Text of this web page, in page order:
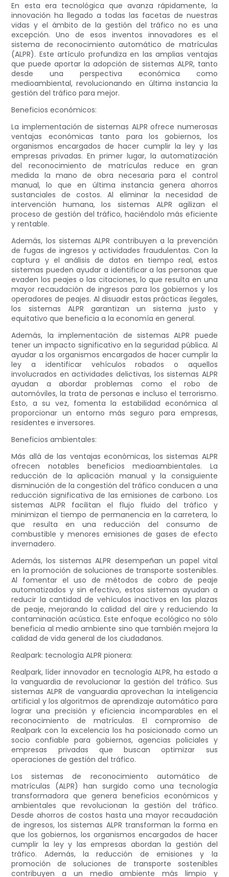
En esta era tecnológica que avanza rápidamente, la
innovación ha llegado a todas las facetas de nuestras
vidas y el ámbito de la gestión del tráfico no es una
excepción. Uno de esos inventos innovadores es el
sistema de reconocimiento automático de matrículas
(ALPR). Este artículo profundiza en las amplias ventajas
que puede aportar la adopción de sistemas ALPR, tanto
desde una perspectiva económica como
medioambiental, revolucionando en última instancia la
gestión del tráfico para mejor.
Beneficios económicos:
La implementación de sistemas ALPR ofrece numerosas
ventajas económicas tanto para los gobiernos, los
organismos encargados de hacer cumplir la ley y las
empresas privadas. En primer lugar, la automatización
del reconocimiento de matrículas reduce en gran
medida la mano de obra necesaria para el control
manual, lo que en última instancia genera ahorros
sustanciales de costos. Al eliminar la necesidad de
intervención humana, los sistemas ALPR agilizan el
proceso de gestión del tráfico, haciéndolo más eficiente
y rentable.
Además, los sistemas ALPR contribuyen a la prevención
de fugas de ingresos y actividades fraudulentas. Con la
captura y el análisis de datos en tiempo real, estos
sistemas pueden ayudar a identificar a las personas que
evaden los peajes o las citaciones, lo que resulta en una
mayor recaudación de ingresos para los gobiernos y los
operadores de peajes. Al disuadir estas prácticas ilegales,
los sistemas ALPR garantizan un sistema justo y
equitativo que beneficia a la economía en general.
Además, la implementación de sistemas ALPR puede
tener un impacto significativo en la seguridad pública. Al
ayudar a los organismos encargados de hacer cumplir la
ley a identificar vehículos robados o aquellos
involucrados en actividades delictivas, los sistemas ALPR
ayudan a abordar problemas como el robo de
automóviles, la trata de personas e incluso el terrorismo.
Esto, a su vez, fomenta la estabilidad económica al
proporcionar un entorno más seguro para empresas,
residentes e inversores.
Beneficios ambientales:
Más allá de las ventajas económicas, los sistemas ALPR
ofrecen notables beneficios medioambientales. La
reducción de la aplicación manual y la consiguiente
disminución de la congestión del tráfico conducen a una
reducción significativa de las emisiones de carbono. Los
sistemas ALPR facilitan el flujo fluido del tráfico y
minimizan el tiempo de permanencia en la carretera, lo
que resulta en una reducción del consumo de
combustible y menores emisiones de gases de efecto
invernadero.
Además, los sistemas ALPR desempeñan un papel vital
en la promoción de soluciones de transporte sostenibles.
Al fomentar el uso de métodos de cobro de peaje
automatizados y sin efectivo, estos sistemas ayudan a
reducir la cantidad de vehículos inactivos en las plazas
de peaje, mejorando la calidad del aire y reduciendo la
contaminación acústica. Este enfoque ecológico no sólo
beneficia al medio ambiente sino que también mejora la
calidad de vida general de los ciudadanos.
Realpark: tecnología ALPR pionera:
Realpark, líder innovador en tecnología ALPR, ha estado a
la vanguardia de revolucionar la gestión del tráfico. Sus
sistemas ALPR de vanguardia aprovechan la inteligencia
artificial y los algoritmos de aprendizaje automático para
lograr una precisión y eficiencia incomparables en el
reconocimiento de matrículas. El compromiso de
Realpark con la excelencia los ha posicionado como un
socio confiable para gobiernos, agencias policiales y
empresas privadas que buscan optimizar sus
operaciones de gestión del tráfico.
Los sistemas de reconocimiento automático de
matrículas (ALPR) han surgido como una tecnología
transformadora que genera beneficios económicos y
ambientales que revolucionan la gestión del tráfico.
Desde ahorros de costos hasta una mayor recaudación
de ingresos, los sistemas ALPR transforman la forma en
que los gobiernos, los organismos encargados de hacer
cumplir la ley y las empresas abordan la gestión del
tráfico. Además, la reducción de emisiones y la
promoción de soluciones de transporte sostenibles
contribuyen a un medio ambiente más limpio y